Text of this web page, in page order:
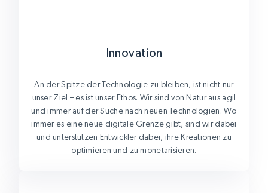
Innovation
An der Spitze der Technologie zu bleiben, ist nicht nur
unser Ziel – es ist unser Ethos. Wir sind von Natur aus agil
und immer auf der Suche nach neuen Technologien. Wo
immer es eine neue digitale Grenze gibt, sind wir dabei
und unterstützen Entwickler dabei, ihre Kreationen zu
optimieren und zu monetarisieren.